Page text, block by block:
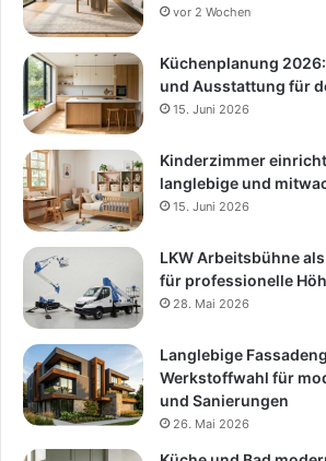
vor 2 Wochen
Küchenplanung
und Ausstattung für
15. Juni 2026
Kinderzimmer
langlebige und
15. Juni 2026
LKW Arbeitsbühne
für professionelle
28. Mai 2026
Langlebige
Werkstoffwahl für
und Sanierungen
26. Mai 2026